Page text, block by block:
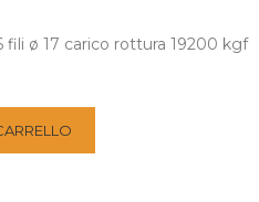
fili ø 17 carico rottura 19200 kgf